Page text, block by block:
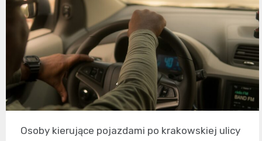
Osoby kierujące pojazdami po krakowskiej ulicy